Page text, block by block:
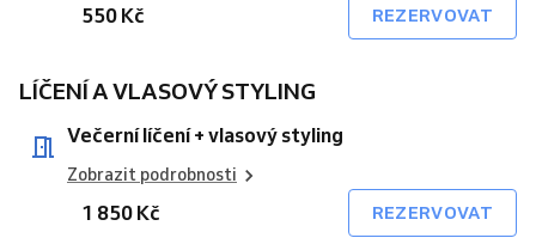
550 Kč REZERVOVAT
LÍČENÍ A VLASOVÝ STYLING
Večerní líčení + vlasový styling
Zobrazit podrobnosti
1 850 Kč REZERVOVAT